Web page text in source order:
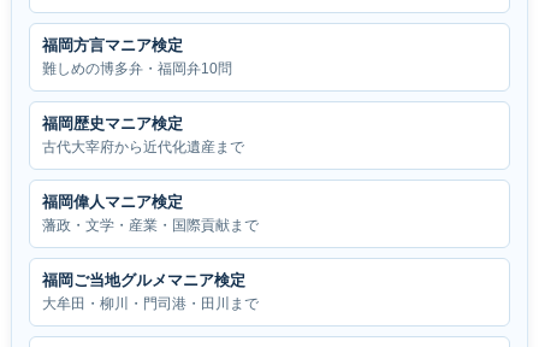
福岡方言マニア検定
難しめの博多弁・福岡弁10問
福岡歴史マニア検定
古代大宰府から近代化遺産まで
福岡偉人マニア検定
藩政・文学・産業・国際貢献まで
福岡ご当地グルメマニア検定
大牟田・柳川・門司港・田川まで